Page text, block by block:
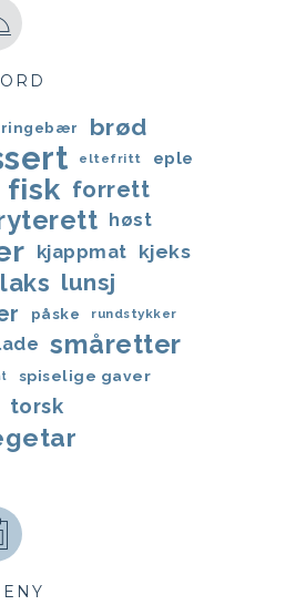
brød
eltefritt eple
fisk forrett
høst
kjappmat kjeks
laks lunsj
påske rundstykker
småretter
spiselige gaver
torsk